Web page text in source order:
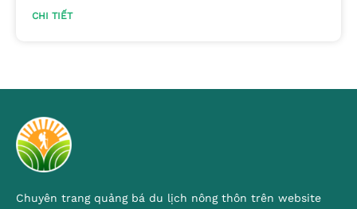
CHI TIẾT
Chuyên trang quảng bá du lịch nông thôn trên website